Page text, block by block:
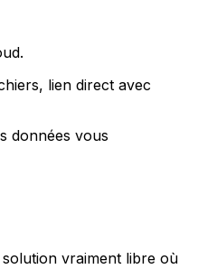
lien direct avec
données vous
vraiment libre où